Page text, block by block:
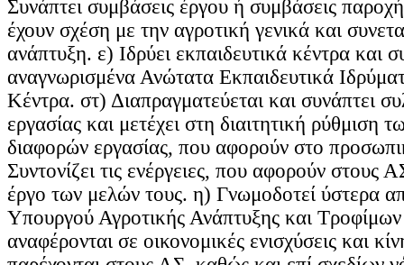
Συνάπτει συμβάσεις έργου ή συμβάσεις
έχουν σχέση με την αγροτική γενικά και
ανάπτυξη. ε) Ιδρύει εκπαιδευτικά κέντρα και
αναγνωρισμένα Ανώτατα Εκπαιδευτικά
Κέντρα. στ) Διαπραγματεύεται και συνάπτει
εργασίας και μετέχει στη διαιτητική ρύθμιση
διαφορών εργασίας, που αφορούν στο
Συντονίζει τις ενέργειες, που αφορούν στους
έργο των μελών τους. η) Γνωμοδοτεί ύστερα
Υπουργού Αγροτικής Ανάπτυξης και
αναφέρονται σε οικονομικές ενισχύσεις και